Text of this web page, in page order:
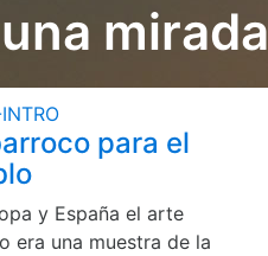
mirada
para el
y España el arte
era una muestra de la